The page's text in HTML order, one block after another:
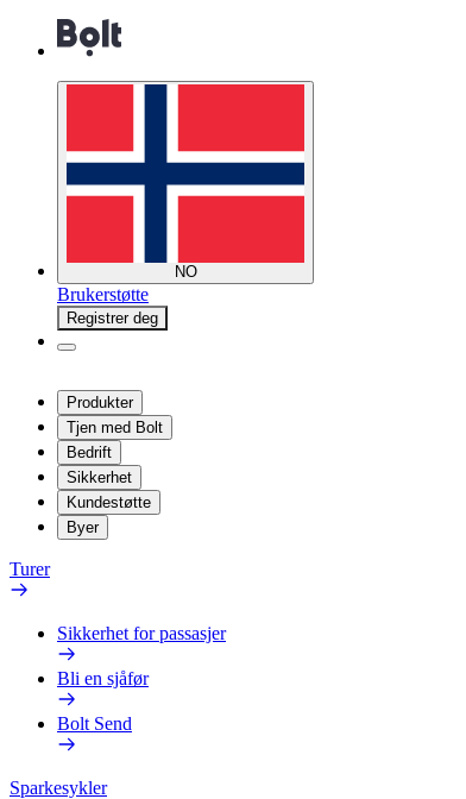
NO
Brukerstøtte
Registrer deg
Produkter
Tjen med Bolt
Bedrift
Sikkerhet
Kundestøtte
Byer
Turer
Sikkerhet for passasjer
Bli en sjåfør
Bolt Send
Sparkesykler